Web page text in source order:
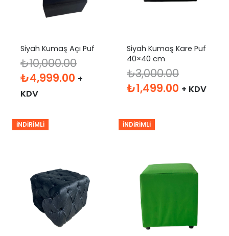
Siyah Kumaş Açı Puf
₺10,000.00
Orijinal
fiyat:
₺4,999.00 Şu
₺4,999.00.
+
KDV
Siyah Kumaş Kare Puf
40×40 cm
₺3,000.00
Orijinal
₺3,000.00.
₺1,499.00 Şu
+ KDV
İNDIRIMLI İNDIRIMLI